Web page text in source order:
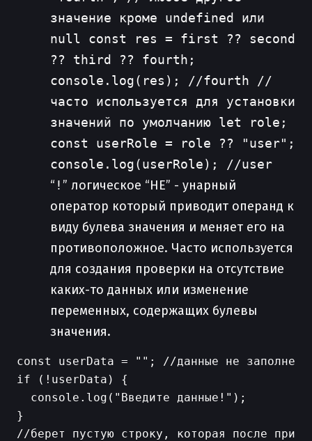
значение кроме undefined или
null const res = first ?? second
?? third ?? fourth;
console.log(res); //fourth //
часто используется для установки
значений по умолчанию let role;
const userRole = role ?? "user";
console.log(userRole); //user
“ !” логическое “НЕ” - унарный
оператор который приводит операнд к
виду булева значения и меняет его на
противоположное. Часто используется
для создания проверки на отсутствие
каких-то данных или изменение
переменных, содержащих булевы
значения.
const userData = ""; //данные не заполнены
if (!userData) {
  console.log("Введите данные!");
}
//берет пустую строку, которая после